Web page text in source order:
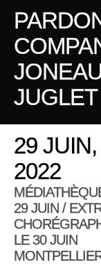
JUGLET
29
2022
29 JUIN /
LE 30 JUIN